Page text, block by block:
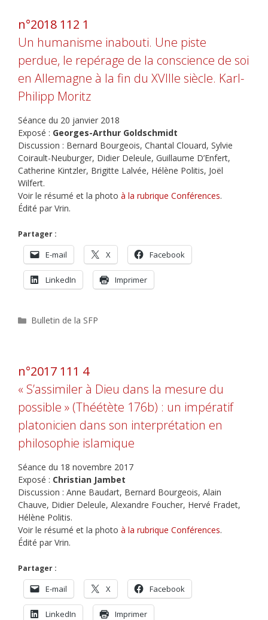
n°2018 112 1
Un humanisme inabouti. Une piste
perdue, le repérage de la conscience de soi
en Allemagne à la fin du XVIIIe siècle. Karl-
Philipp Moritz
Séance du 20 janvier 2018
Exposé : Georges-Arthur Goldschmidt
Discussion : Bernard Bourgeois, Chantal Clouard, Sylvie
Coirault-Neuburger, Didier Deleule, Guillaume D’Enfert,
Catherine Kintzler, Brigitte Lalvée, Hélène Politis, Joël
Wilfert.
Voir le résumé et la photo à la rubrique Conférences.
Édité par Vrin.
Partager :
E-mail X Facebook
LinkedIn Imprimer
Catégories
Bulletin de la SFP
n°2017 111 4
« S’assimiler à Dieu dans la mesure du
possible » (Théétète 176b) : un impératif
platonicien dans son interprétation en
philosophie islamique
Séance du 18 novembre 2017
Exposé : Christian Jambet
Discussion : Anne Baudart, Bernard Bourgeois, Alain
Chauve, Didier Deleule, Alexandre Foucher, Hervé Fradet,
Hélène Politis.
Voir le résumé et la photo à la rubrique Conférences.
Édité par Vrin.
Partager :
E-mail X Facebook
LinkedIn Imprimer